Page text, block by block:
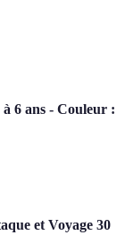
6 ans - Couleur :
et Voyage 30